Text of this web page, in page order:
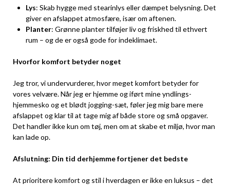
Lys: Skab hygge med stearinlys eller dæmpet belysning. Det
giver en afslappet atmosfære, især om aftenen.
Planter: Grønne planter tilføjer liv og friskhed til ethvert
rum – og de er også gode for indeklimaet.
Hvorfor komfort betyder noget
Jeg tror, vi undervurderer, hvor meget komfort betyder for
vores velvære. Når jeg er hjemme og iført mine yndlings-
hjemmesko og et blødt jogging-sæt, føler jeg mig bare mere
afslappet og klar til at tage mig af både store og små opgaver.
Det handler ikke kun om tøj, men om at skabe et miljø, hvor man
kan lade op.
Afslutning: Din tid derhjemme fortjener det bedste
At prioritere komfort og stil i hverdagen er ikke en luksus – det